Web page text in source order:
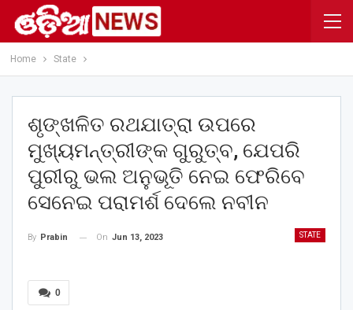
Home State
ଶୃଙ୍ଖଳିତ ରଥଯାତ୍ରା ଉପରେ
ମୁଖ୍ୟମନ୍ତ୍ରୀଙ୍କ ଗୁରୁତ୍ବ, ଯେପରି
ପୁରୀରୁ ଭଲ ଅନୁଭୂତି ନେଇ ଫେରିବେ
ସେନେଇ ପରାମର୍ଶ ଦେଲେ ନବୀନ
STATE
By Prabin On Jun 13, 2023
0